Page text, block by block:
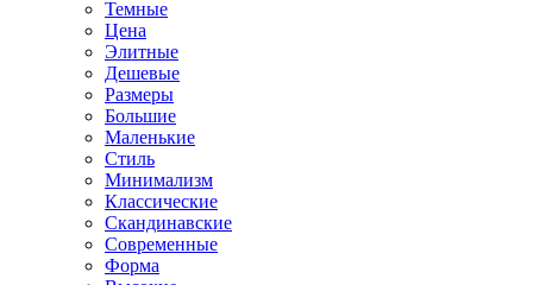
Темные
Цена
Элитные
Дешевые
Размеры
Большие
Маленькие
Стиль
Минимализм
Классические
Скандинавские
Современные
Форма